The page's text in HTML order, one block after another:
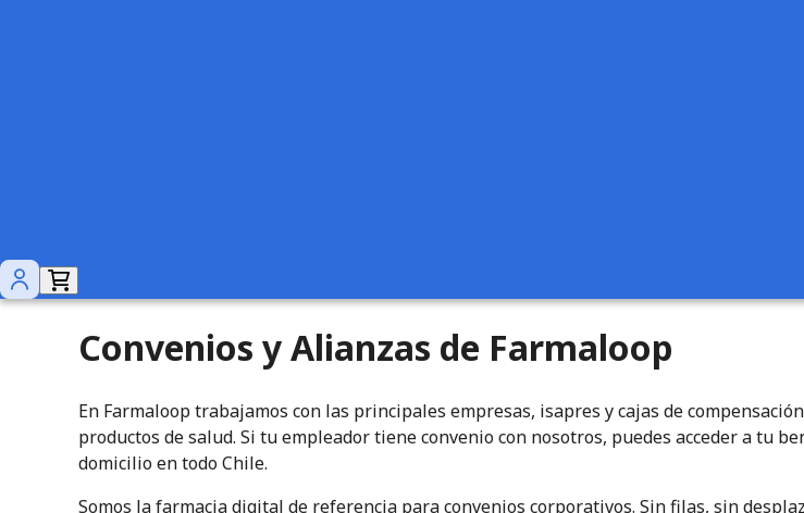
Convenios y Alianzas de Farmaloop
En Farmaloop trabajamos con las principales empresas, isapres y cajas de
productos de salud. Si tu empleador tiene convenio con nosotros, puedes acceder a tu
domicilio en todo Chile.
Somos la farmacia digital de referencia para convenios corporativos. Sin filas, sin